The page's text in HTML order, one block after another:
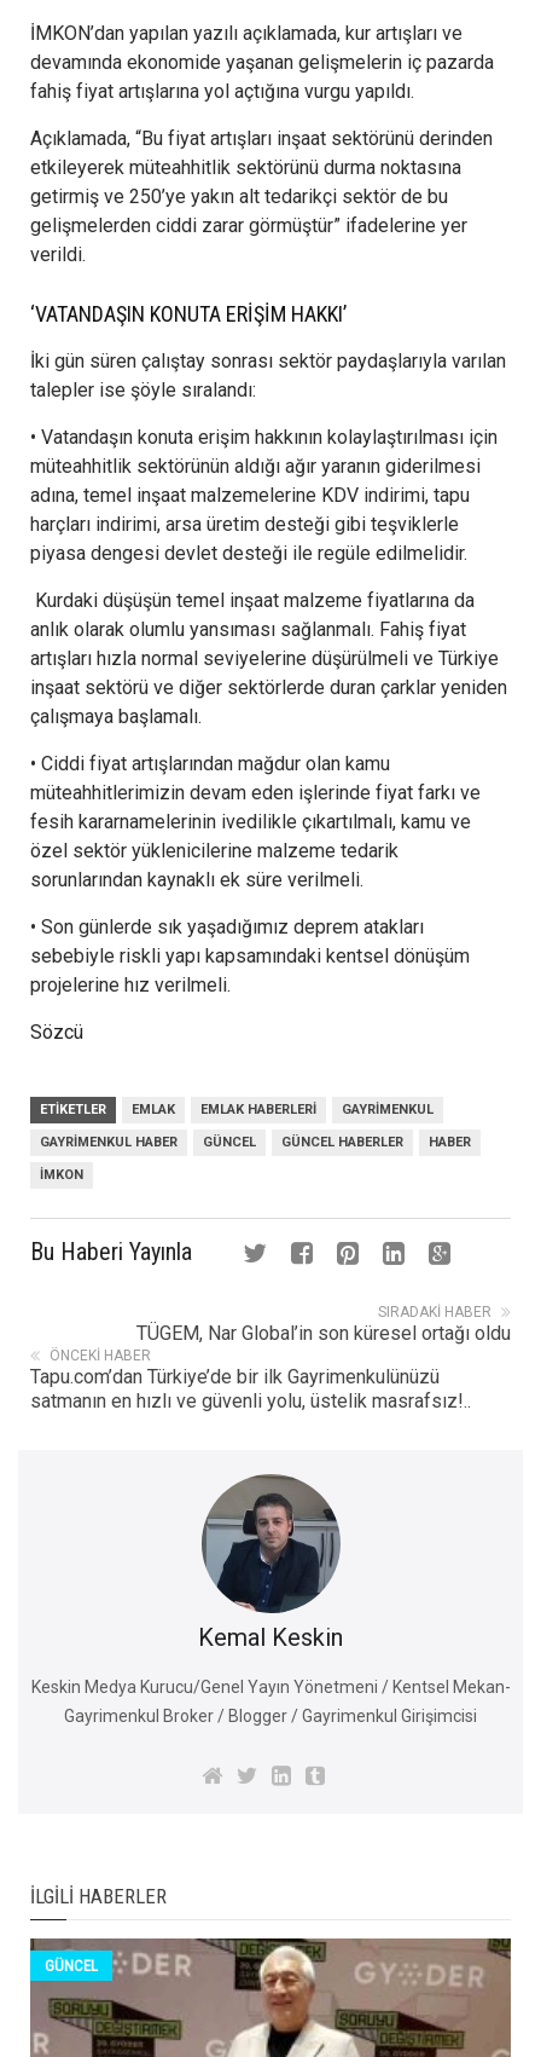
İMKON’dan yapılan yazılı açıklamada, kur artışları ve
devamında ekonomide yaşanan gelişmelerin iç pazarda
fahiş fiyat artışlarına yol açtığına vurgu yapıldı.
Açıklamada, “Bu fiyat artışları inşaat sektörünü derinden
etkileyerek müteahhitlik sektörünü durma noktasına
getirmiş ve 250’ye yakın alt tedarikçi sektör de bu
gelişmelerden ciddi zarar görmüştür” ifadelerine yer
verildi.
‘VATANDAŞIN KONUTA ERİŞİM HAKKI’
İki gün süren çalıştay sonrası sektör paydaşlarıyla varılan
talepler ise şöyle sıralandı:
• Vatandaşın konuta erişim hakkının kolaylaştırılması için
müteahhitlik sektörünün aldığı ağır yaranın giderilmesi
adına, temel inşaat malzemelerine KDV indirimi, tapu
harçları indirimi, arsa üretim desteği gibi teşviklerle
piyasa dengesi devlet desteği ile regüle edilmelidir.
Kurdaki düşüşün temel inşaat malzeme fiyatlarına da
anlık olarak olumlu yansıması sağlanmalı. Fahiş fiyat
artışları hızla normal seviyelerine düşürülmeli ve Türkiye
inşaat sektörü ve diğer sektörlerde duran çarklar yeniden
çalışmaya başlamalı.
• Ciddi fiyat artışlarından mağdur olan kamu
müteahhitlerimizin devam eden işlerinde fiyat farkı ve
fesih kararnamelerinin ivedilikle çıkartılmalı, kamu ve
özel sektör yüklenicilerine malzeme tedarik
sorunlarından kaynaklı ek süre verilmeli.
• Son günlerde sık yaşadığımız deprem atakları
sebebiyle riskli yapı kapsamındaki kentsel dönüşüm
projelerine hız verilmeli.
Sözcü
ETIKETLER EMLAK EMLAK HABERLERI GAYRIMENKUL
GAYRIMENKUL HABER GÜNCEL GÜNCEL HABERLER HABER
IMKON
Bu Haberi Yayınla
SIRADAKI HABER
TÜGEM, Nar Global’in son küresel ortağı oldu
ÖNCEKI HABER
Tapu.com’dan Türkiye’de bir ilk Gayrimenkulünüzü
satmanın en hızlı ve güvenli yolu, üstelik masrafsız!..
Kemal Keskin
Keskin Medya Kurucu/Genel Yayın Yönetmeni / Kentsel Mekan-
Gayrimenkul Broker / Blogger / Gayrimenkul Girişimcisi
İLGILI HABERLER
GÜNCEL